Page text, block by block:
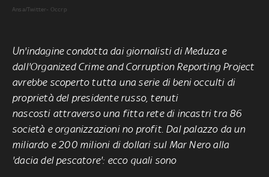
Ansa/Twitter- Occrp
Un'indagine condotta dai giornalisti di Meduza e
dall'Organized Crime and Corruption Reporting Project
avrebbe scoperto tutta una serie di beni occulti di
proprietà del presidente russo, tenuti
nascosti attraverso una fitta rete di incastri tra 86
società e organizzazioni no profit. Dal palazzo da un
miliardo e 200 milioni di dollari sul Mar Nero alla
'dacia del pescatore': ecco quali sono